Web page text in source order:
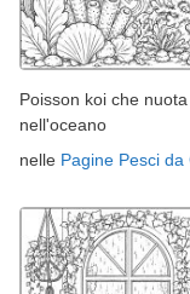
Poisson koi che nuota
nell'oceano
nelle Pagine Pesci da